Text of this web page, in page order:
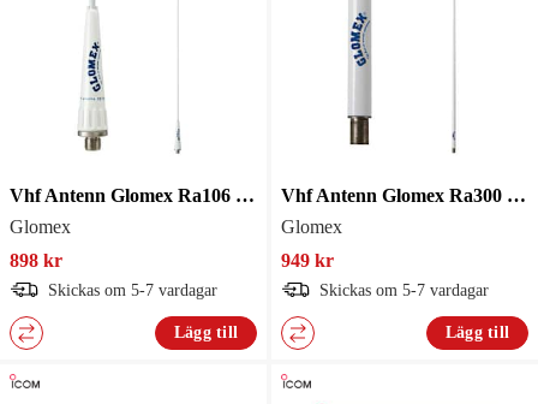
Vhf Antenn Glomex Ra106 Glasf
Glomex
898 kr
Skickas om 5-7 vardagar
Lägg till
Vhf Antenn Glomex Ra300 Glasf
Glomex
949 kr
Skickas om 5-7 vardagar
Lägg till